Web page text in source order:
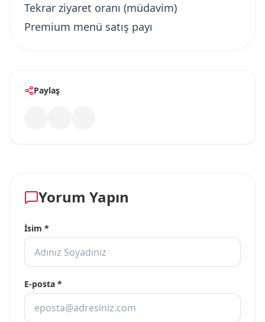
Tekrar ziyaret oranı (müdavim)
Premium menü satış payı
Paylaş
Yorum Yapın
İsim *
E-posta *